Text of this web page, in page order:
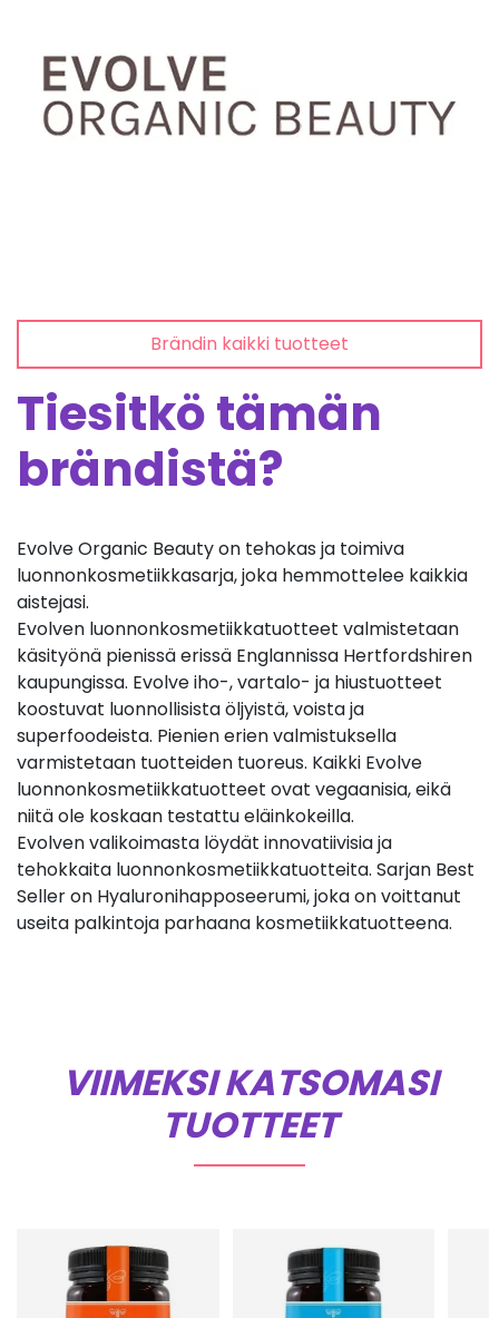
Brändin kaikki tuotteet
Tiesitkö tämän
brändistä?
Evolve Organic Beauty on tehokas ja toimiva
luonnonkosmetiikkasarja, joka hemmottelee kaikkia
aistejasi.
Evolven luonnonkosmetiikkatuotteet valmistetaan
käsityönä pienissä erissä Englannissa Hertfordshiren
kaupungissa. Evolve iho-, vartalo- ja hiustuotteet
koostuvat luonnollisista öljyistä, voista ja
superfoodeista. Pienien erien valmistuksella
varmistetaan tuotteiden tuoreus. Kaikki Evolve
luonnonkosmetiikkatuotteet ovat vegaanisia, eikä
niitä ole koskaan testattu eläinkokeilla.
Evolven valikoimasta löydät innovatiivisia ja
tehokkaita luonnonkosmetiikkatuotteita. Sarjan Best
Seller on Hyaluronihapposeerumi, joka on voittanut
useita palkintoja parhaana kosmetiikkatuotteena.
VIIMEKSI KATSOMASI
TUOTTEET